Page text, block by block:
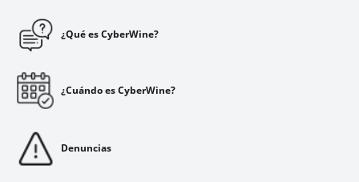
¿Qué es CyberWine?
¿Cuándo es CyberWine?
Denuncias